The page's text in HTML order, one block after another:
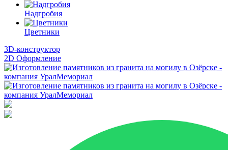
Надгробия
Цветники
3D-конструктор
2D Оформление